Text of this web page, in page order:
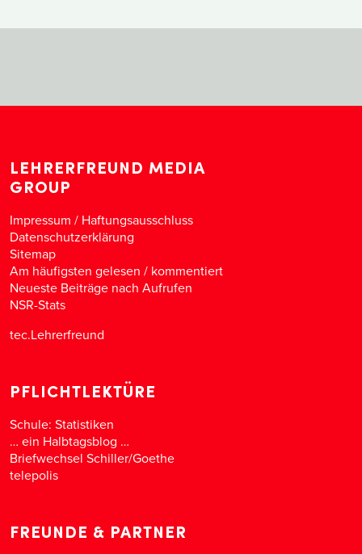
LEHRERFREUND MEDIA
GROUP
Impressum / Haftungsausschluss
Datenschutzerklärung
Sitemap
Am häufigsten gelesen / kommentiert
Neueste Beiträge nach Aufrufen
NSR-Stats
tec.Lehrerfreund
PFLICHTLEKTÜRE
Schule: Statistiken
… ein Halbtagsblog …
Briefwechsel Schiller/Goethe
telepolis
FREUNDE & PARTNER